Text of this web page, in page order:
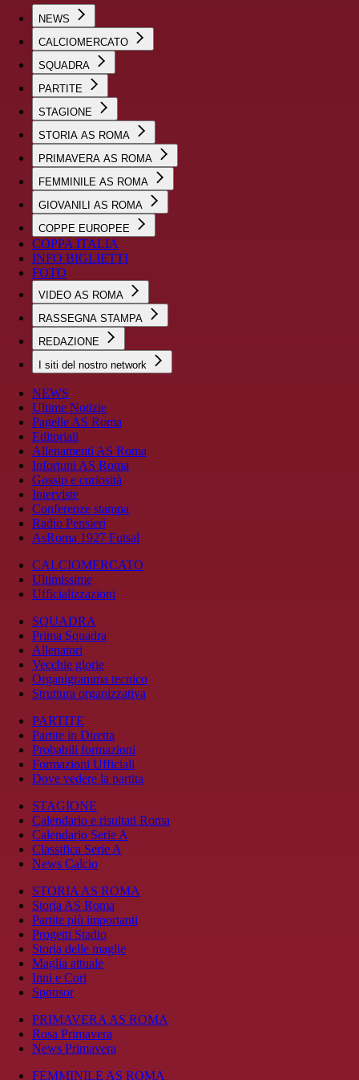
NEWS
CALCIOMERCATO
SQUADRA
PARTITE
STAGIONE
STORIA AS ROMA
PRIMAVERA AS ROMA
FEMMINILE AS ROMA
GIOVANILI AS ROMA
COPPE EUROPEE
COPPA ITALIA
INFO BIGLIETTI
FOTO
VIDEO AS ROMA
RASSEGNA STAMPA
REDAZIONE
I siti del nostro network
NEWS
Ultime Notizie
Pagelle AS Roma
Editoriali
Allenamenti AS Roma
Infortuni AS Roma
Gossip e curiosità
Interviste
Conferenze stampa
Radio Pensieri
AsRoma 1927 Futsal
CALCIOMERCATO
Ultimissime
Ufficializzazioni
SQUADRA
Prima Squadra
Allenatori
Vecchie glorie
Organigramma tecnico
Struttura organizzativa
PARTITE
Partite in Diretta
Probabili formazioni
Formazioni Ufficiali
Dove vedere la partita
STAGIONE
Calendario e risultati Roma
Calendario Serie A
Classifica Serie A
News Calcio
STORIA AS ROMA
Storia AS Roma
Partite più importanti
Progetti Stadio
Storia delle maglie
Maglia attuale
Inni e Cori
Sponsor
PRIMAVERA AS ROMA
Rosa Primavera
News Primavera
FEMMINILE AS ROMA